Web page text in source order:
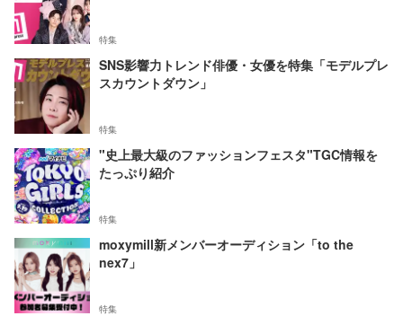
特集
SNS影響力トレンド俳優・女優を特集「モデルプレ
スカウントダウン」
特集
"史上最大級のファッションフェスタ"TGC情報を
たっぷり紹介
特集
moxymill新メンバーオーディション「to the
nex7」
特集